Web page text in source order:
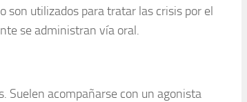
son utilizados para tratar las crisis por el
se administran vía oral.
Suelen acompañarse con un agonista